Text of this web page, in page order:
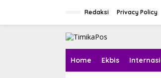
Redaksi Privacy Policy
Home Ekbis